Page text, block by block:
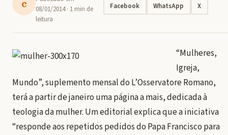
c
08/01/2014· 1 min de
leitura
Facebook WhatsApp X
“Mulheres,
Igreja,
Mundo”, suplemento mensal do L’Osservatore Romano,
terá a partir de janeiro uma página a mais, dedicada à
teologia da mulher. Um editorial explica que a iniciativa
“responde aos repetidos pedidos do Papa Francisco para